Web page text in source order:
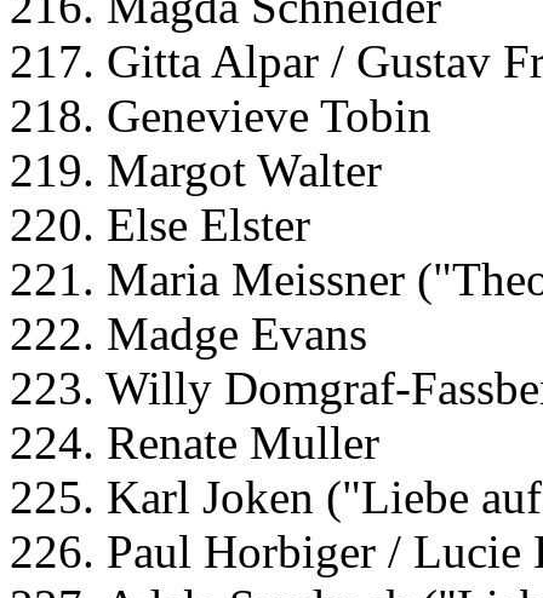
217. Gitta Alpar / Gustav
218. Genevieve Tobin
219. Margot Walter
220. Else Elster
221. Maria Meissner
222. Madge Evans
223. Willy Domgraf-
224. Renate Muller
225. Karl Joken ("Liebe
226. Paul Horbiger / Lucie